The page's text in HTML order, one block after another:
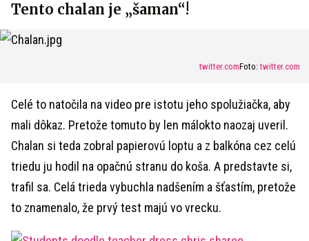
Tento chalan je „šaman“!
twitter.comFoto:twitter.com
Celé to natočila na video pre istotu jeho spolužiačka, aby
mali dôkaz. Pretože tomuto by len málokto naozaj uveril.
Chalan si teda zobral papierovú loptu a z balkóna cez celú
triedu ju hodil na opačnú stranu do koša. A predstavte si,
trafil sa. Celá trieda vybuchla nadšením a šťastím, pretože
to znamenalo, že prvý test majú vo vrecku.